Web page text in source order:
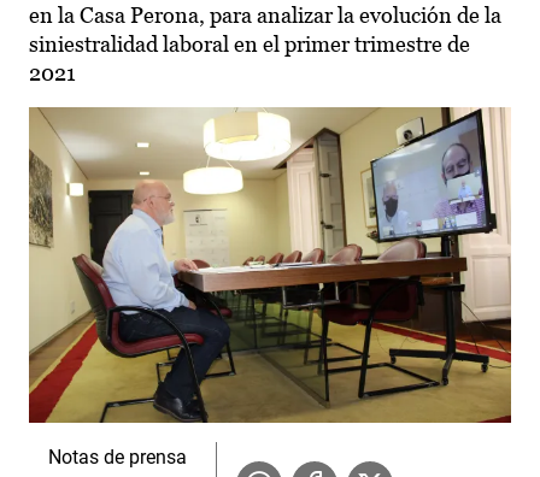
en la Casa Perona, para analizar la evolución de la
siniestralidad laboral en el primer trimestre de
2021
Notas de prensa